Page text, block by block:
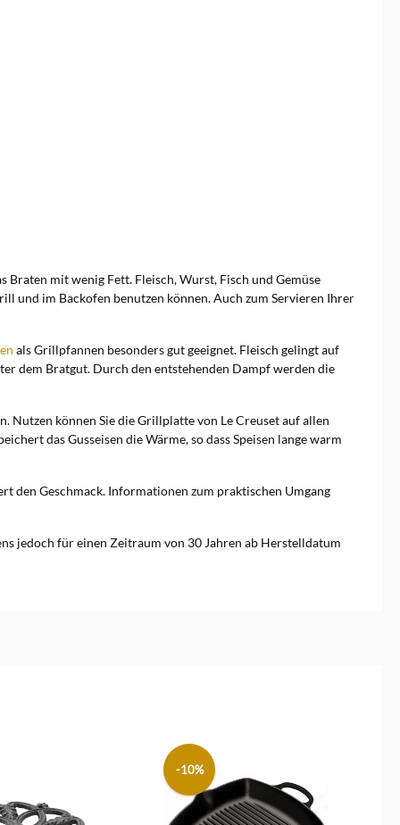
mit wenig Fett. Fleisch, Wurst, Fisch und Gemüse
und im Backofen benutzen können. Auch zum Servieren Ihrer
als Grillpfannen besonders gut geeignet. Fleisch gelingt auf
dem Bratgut. Durch den entstehenden Dampf werden die
können Sie die Grillplatte von Le Creuset auf allen
das Gusseisen die Wärme, so dass Speisen lange warm
den Geschmack. Informationen zum praktischen Umgang
jedoch für einen Zeitraum von 30 Jahren ab Herstelldatum
-10%